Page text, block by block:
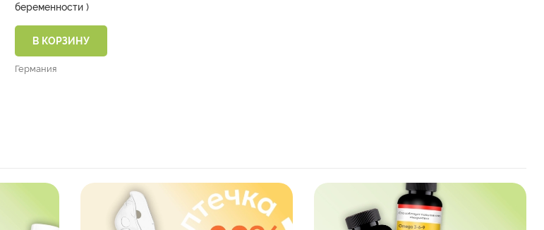
беременности )
В КОРЗИНУ
Германия